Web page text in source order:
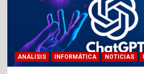
ANÁLISIS INFORMÁTICA NOTICIAS